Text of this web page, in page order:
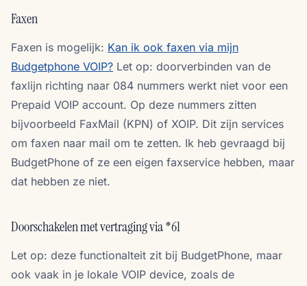
Faxen
Faxen is mogelijk: Kan ik ook faxen via mijn
Budgetphone VOIP? Let op: doorverbinden van de
faxlijn richting naar 084 nummers werkt niet voor een
Prepaid VOIP account. Op deze nummers zitten
bijvoorbeeld FaxMail (KPN) of XOIP. Dit zijn services
om faxen naar mail om te zetten. Ik heb gevraagd bij
BudgetPhone of ze een eigen faxservice hebben, maar
dat hebben ze niet.
Doorschakelen met vertraging via *61
Let op: deze functionalteit zit bij BudgetPhone, maar
ook vaak in je lokale VOIP device, zoals de